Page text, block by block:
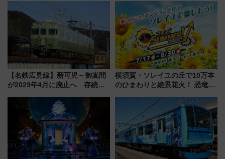
【名鉄広見線】新可児～御嵩間
が2029年4月に廃止へ 存続協
横須賀・ソレイユの丘で10万本
のひまわりと絶景花火！ 恐竜や
帰りお出かけ最新情報（2026年
7月17日～開催）